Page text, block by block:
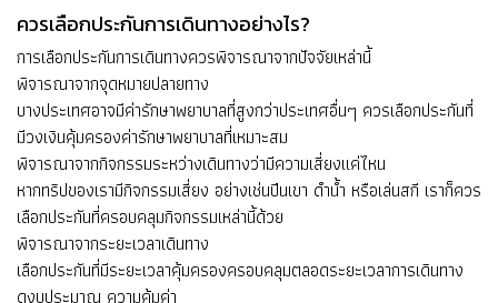
ควรเลือกประกันการเดินทางอย่างไร?
การเลือกประกันการเดินทางควรพิจารณาจากปัจจัยเหล่านี้
พิจารณาจากจุดหมายปลายทาง
บางประเทศอาจมีค่ารักษาพยาบาลที่สูงกว่าประเทศอื่นๆ ควรเลือกประกันที่
มีวงเงินคุ้มครองค่ารักษาพยาบาลที่เหมาะสม
พิจารณาจากกิจกรรมระหว่างเดินทางว่ามีความเสี่ยงแค่ไหน
หากทริปของเรามีกิจกรรมเสี่ยง อย่างเช่นปีนเขา ดำน้ำ หรือเล่นสกี เราก็ควร
เลือกประกันที่ครอบคลุมกิจกรรมเหล่านี้ด้วย
พิจารณาจากระยะเวลาเดินทาง
เลือกประกันที่มีระยะเวลาคุ้มครองครอบคลุมตลอดระยะเวลาการเดินทาง
ดูงบประมาณ ความคุ้มค่า